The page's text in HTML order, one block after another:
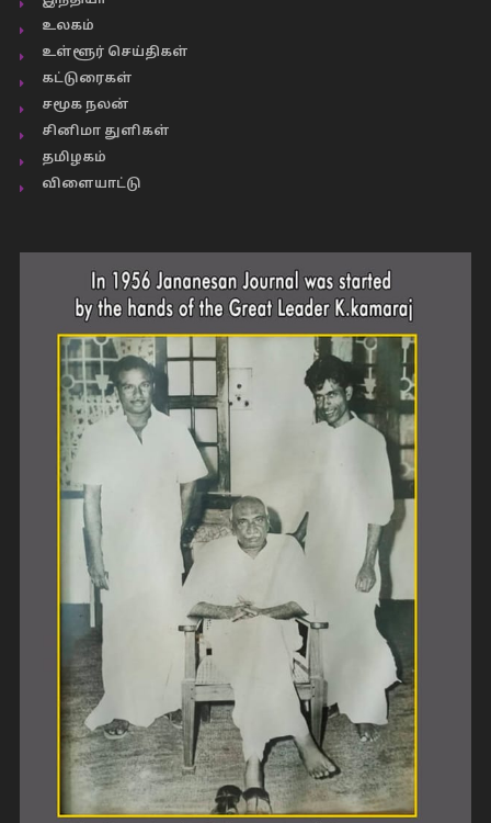
உலகம்
உள்ளூர் செய்திகள்
கட்டுரைகள்
சமூக நலன்
சினிமா துளிகள்
தமிழகம்
விளையாட்டு